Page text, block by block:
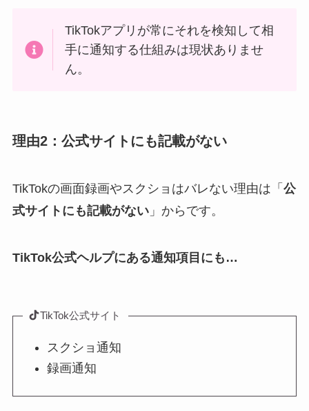
TikTokアプリが常にそれを検知して相
手に通知する仕組みは現状ありませ
ん。
理由2：公式サイトにも記載がない
TikTokの画面録画やスクショはバレない理由は「 公
式サイトにも記載がない」からです。
TikTok公式ヘルプにある通知項目にも…
TikTok公式サイト
スクショ通知
録画通知